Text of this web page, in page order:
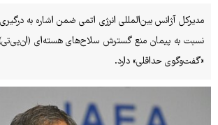
مدیرکل آژانس بین‌المللی انرژی اتمی ضمن اشاره به
نسبت به پیمان منع گسترش سلاح‌های هسته‌ای
«گفت‌وگوی حداقلی» دارد.